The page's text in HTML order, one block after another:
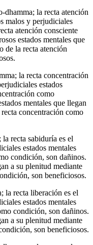
dhamma; la recta atención
malos y perjudiciales
atención consciente
estados mentales que
de la recta atención
la recta concentración
estados
como
mentales que llegan
concentración como
recta sabiduría es el
estados mentales
condición, son dañinos.
a su plenitud mediante
son beneficiosos.
la recta liberación es el
estados mentales
condición, son dañinos.
a su plenitud mediante
son beneficiosos.